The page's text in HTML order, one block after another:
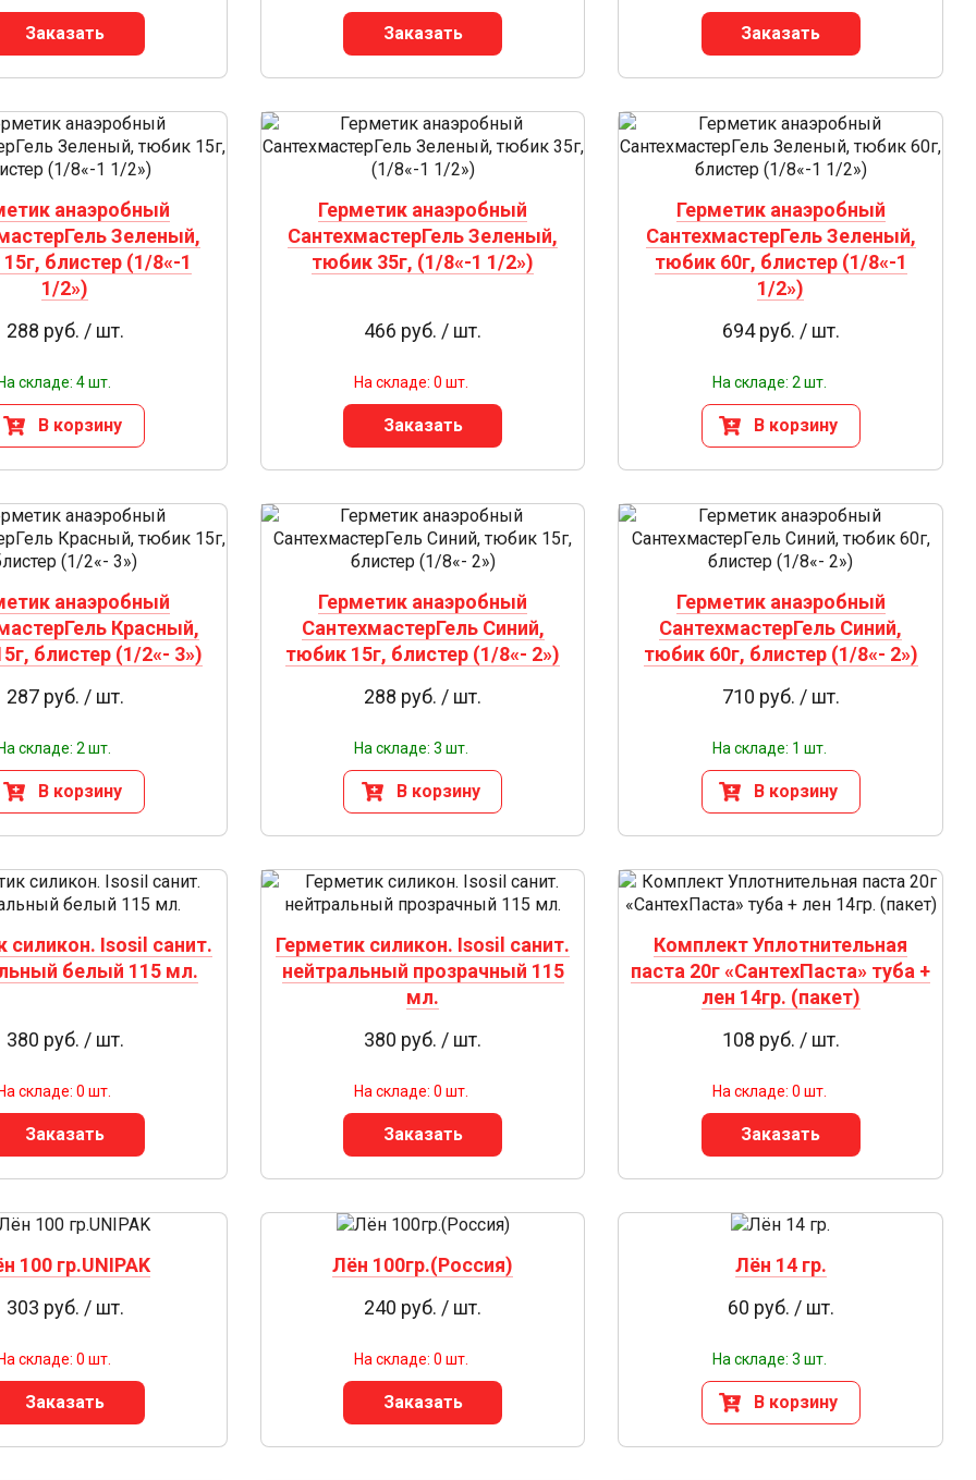
Заказать Заказать Заказать
анаэробный
Зеленый,
блистер (1/8«-1
1/2»)
288 руб. / шт.
складе: 4 шт.
В корзину
Герметик анаэробный
СантехмастерГель Зеленый,
тюбик 35г, (1/8«-1 1/2»)
466 руб. / шт.
На складе: 0 шт.
Заказать
Герметик анаэробный
СантехмастерГель Зеленый,
тюбик 60г, блистер (1/8«-1
1/2»)
694 руб. / шт.
На складе: 2 шт.
В корзину
анаэробный
Красный,
блистер (1/2«- 3»)
287 руб. / шт.
складе: 2 шт.
В корзину
Герметик анаэробный
СантехмастерГель Синий,
тюбик 15г, блистер (1/8«- 2»)
288 руб. / шт.
На складе: 3 шт.
В корзину
Герметик анаэробный
СантехмастерГель Синий,
тюбик 60г, блистер (1/8«- 2»)
710 руб. / шт.
На складе: 1 шт.
В корзину
силикон. Isosil санит.
белый 115 мл.
380 руб. / шт.
складе: 0 шт.
Заказать
Герметик силикон. Isosil санит.
нейтральный прозрачный 115
мл.
380 руб. / шт.
На складе: 0 шт.
Заказать
Комплект Уплотнительная
паста 20г «СантехПаста» туба +
лен 14гр. (пакет)
108 руб. / шт.
На складе: 0 шт.
Заказать
100 гр.UNIPAK
303 руб. / шт.
складе: 0 шт.
Заказать
Лён 100гр.(Россия)
240 руб. / шт.
На складе: 0 шт.
Заказать
Лён 14 гр.
60 руб. / шт.
На складе: 3 шт.
В корзину